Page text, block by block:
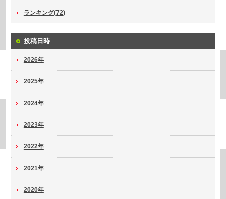
ランキング(72)
投稿日時
2026年
2025年
2024年
2023年
2022年
2021年
2020年